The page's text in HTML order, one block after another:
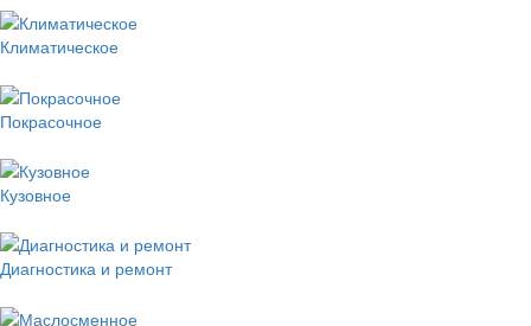
Климатическое
Покрасочное
Кузовное
Диагностика и ремонт